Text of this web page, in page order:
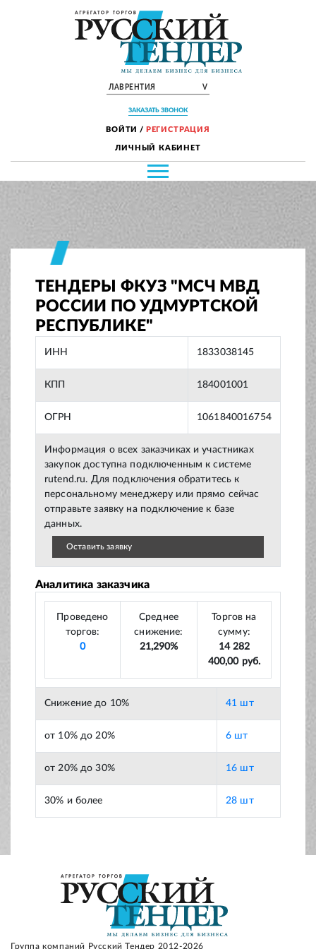
ЛАВРЕНТИЯ V
ЗАКАЗАТЬ ЗВОНОК
ВОЙТИ / РЕГИСТРАЦИЯ
ЛИЧНЫЙ КАБИНЕТ
ТЕНДЕРЫ ФКУЗ "МСЧ МВД
РОССИИ ПО УДМУРТСКОЙ
РЕСПУБЛИКЕ"
ИНН 1833038145
КПП 184001001
ОГРН 1061840016754
Информация о всех заказчиках и участниках
закупок доступна подключенным к системе
rutend.ru. Для подключения обратитесь к
персональному менеджеру или прямо сейчас
отправьте заявку на подключение к базе
данных.
Оставить заявку
Аналитика заказчика
Проведено
торгов:
0
Среднее
снижение:
21,290%
Торгов на
сумму:
14 282
400,00 руб.
Снижение до 10% 41 шт
от 10% до 20% 6 шт
от 20% до 30% 16 шт
30% и более 28 шт
Группа компаний Русский Тендер 2012-2026